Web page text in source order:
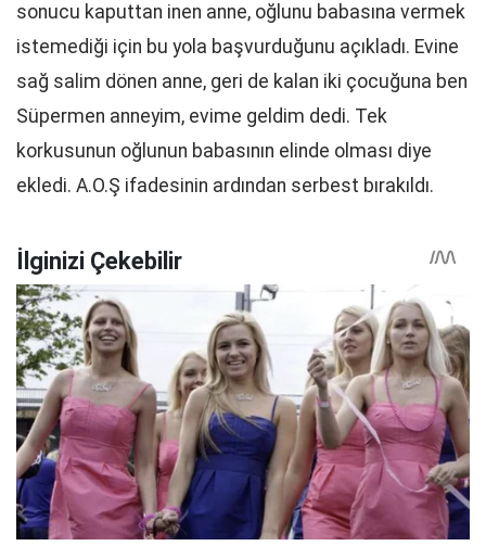
sonucu kaputtan inen anne, oğlunu babasına vermek
istemediği için bu yola başvurduğunu açıkladı. Evine
sağ salim dönen anne, geri de kalan iki çocuğuna ben
Süpermen anneyim, evime geldim dedi. Tek
korkusunun oğlunun babasının elinde olması diye
ekledi. A.O.Ş ifadesinin ardından serbest bırakıldı.